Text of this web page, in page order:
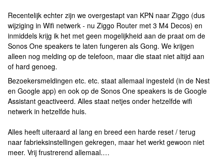
Recentelijk echter zijn we overgestapt van KPN naar Ziggo (dus
wijziging in Wifi netwerk - nu Ziggo Router met 3 M4 Decos) en
inmiddels krijg ik het met geen mogelijkheid aan de praat om de
Sonos One speakers te laten fungeren als Gong. We krijgen
alleen nog melding op de telefoon, maar die staat niet altijd aan
of hard genoeg.
Bezoekersmeldingen etc. etc. staat allemaal ingesteld (in de Nest
en Google app) en ook op de Sonos One speakers is de Google
Assistant geactiveerd. Alles staat netjes onder hetzelfde wifi
netwerk in hetzelfde huis.
Alles heeft uiteraard al lang en breed een harde reset / terug
naar fabrieksinstellingen gekregen, maar het werkt gewoon niet
meer. Vrij frustrerend allemaal.…